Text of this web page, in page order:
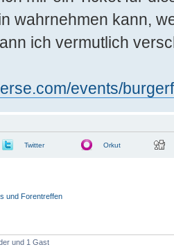
wahrnehmen kann,
ich vermutlich
events/
Twitter Orkut
und Forentreffen
und 1 Gast